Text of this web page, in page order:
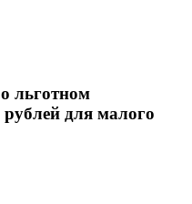
льготном
для малого